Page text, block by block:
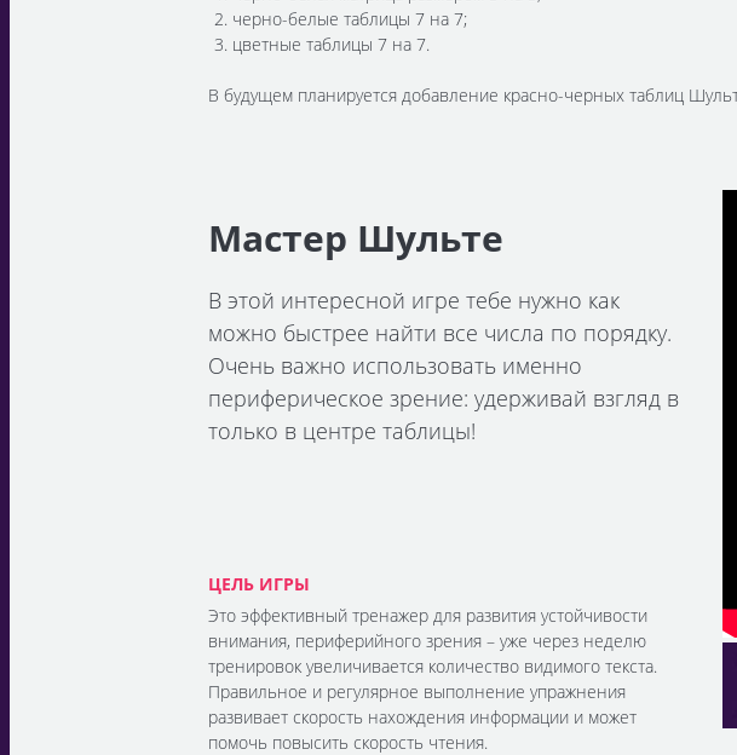
черно-белые таблицы 7 на 7;
цветные таблицы 7 на 7.
В будущем планируется добавление красно-черных таблиц
Мастер Шульте
В этой интересной игре тебе нужно как
можно быстрее найти все числа по порядку.
Очень важно использовать именно
периферическое зрение: удерживай взгляд в
только в центре таблицы!
ЦЕЛЬ ИГРЫ
Это эффективный тренажер для развития устойчивости
внимания, периферийного зрения – уже через неделю
тренировок увеличивается количество видимого текста.
Правильное и регулярное выполнение упражнения
развивает скорость нахождения информации и может
помочь повысить скорость чтения.